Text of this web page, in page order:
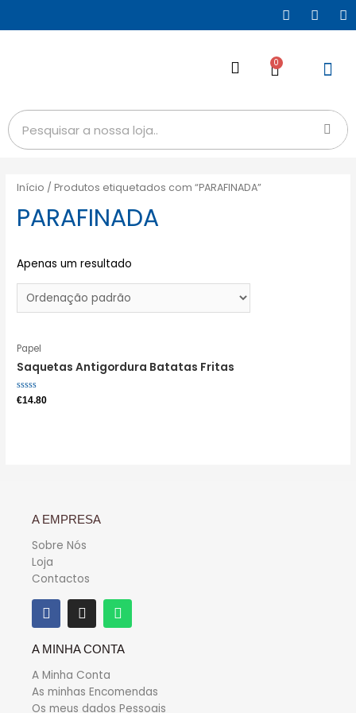
0
Início / Produtos etiquetados com “PARAFINADA”
PARAFINADA
Apenas um resultado
Papel
Saquetas Antigordura Batatas Fritas
Avaliação
€14.80
A EMPRESA
Sobre Nós
Loja
Contactos
A MINHA CONTA
A Minha Conta
As minhas Encomendas
Os meus dados Pessoais